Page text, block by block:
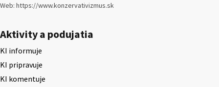
Web: https://www.konzervativizmus.sk
Aktivity a podujatia
KI informuje
KI pripravuje
KI komentuje